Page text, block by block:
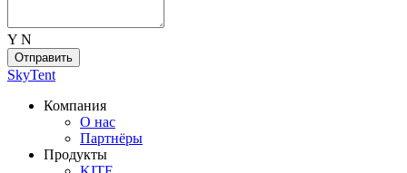
Y N
SkyTent
Компания
О нас
Партнёры
Продукты